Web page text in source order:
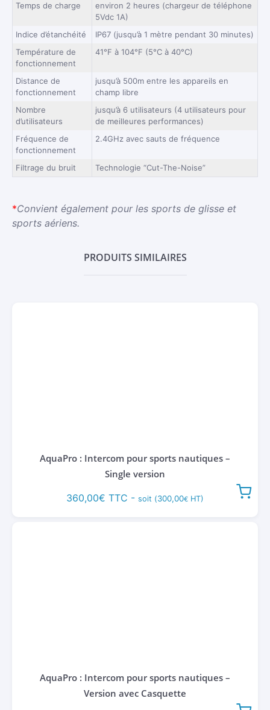
Temps de charge
environ 2 heures (chargeur de téléphone
5Vdc 1A)
Indice d’étanchéité
IP67 (jusqu’à 1 mètre pendant 30 minutes)
Température de
fonctionnement
41°F à 104°F (5°C à 40°C)
Distance de
fonctionnement
jusqu’à 500m entre les appareils en
champ libre
Nombre
d’utilisateurs
jusqu’à 6 utilisateurs (4 utilisateurs pour
de meilleures performances)
Fréquence de
fonctionnement
2.4GHz avec sauts de fréquence
Filtrage du bruit Technologie “Cut-The-Noise”
*Convient également pour les sports de glisse et
sports aériens.
PRODUITS SIMILAIRES
AquaPro : Intercom pour sports nautiques –
Single version
360,00€ TTC - soit (300,00€ HT)
AquaPro : Intercom pour sports nautiques –
Version avec Casquette